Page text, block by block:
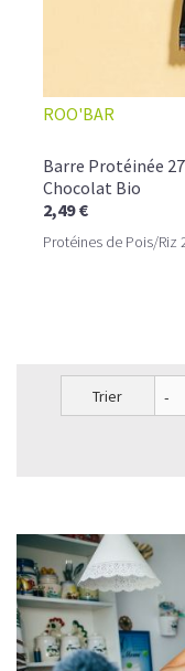
ROO'BAR
Barre Protéinée
Chocolat Bio
2,49 €
Protéines de Pois/Riz
Trier